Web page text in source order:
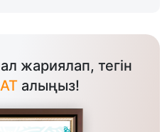
жариялап, тегін
алыңыз!